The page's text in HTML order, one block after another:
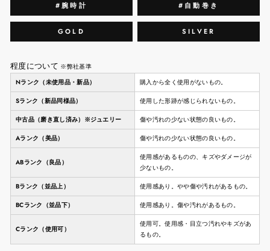
#腕時計 #自動巻き
GOLD SILVER
程度について ※弊社基準
Nランク（未使用品・新品）
購入から全く使用がないもの。
Sランク（新品同様品） 使用した形跡が感じられないもの。
中古品（磨き直し済み）※ジュエリー 傷や汚れの少ない状態の良いもの。
Aランク（美品） 傷や汚れの少ない状態の良いもの。
ABランク（良品）
使用感があるものの、キズやダメージが
少ないもの。
Bランク（並品上） 使用感あり。やや傷や汚れがあるもの。
BCランク（並品下） 使用感あり。傷や汚れがあるもの。
Cランク（使用可）
使用可。使用感・目立つ汚れやキズがあ
るもの。